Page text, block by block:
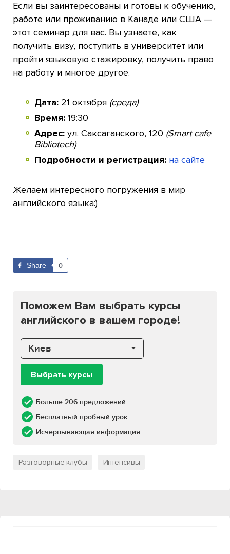
Если вы заинтересованы и готовы к обучению,
работе или проживанию в Канаде или США —
этот семинар для вас. Вы узнаете, как
получить визу, поступить в университет или
пройти языковую стажировку, получить право
на работу и многое другое.
Дата: 21 октября (среда)
Время: 19:30
Адрес: ул. Саксаганского, 120 (Smart cafe
Bibliotech)
Подробности и регистрация: на сайте
Желаем интересного погружения в мир
английского языка:)
Share 0
Поможем Вам выбрать курсы
английского в вашем городе!
Киев
Выбрать курсы
Больше 206 предложений
Бесплатный пробный урок
Исчерпывающая информация
Разговорные клубы Интенсивы